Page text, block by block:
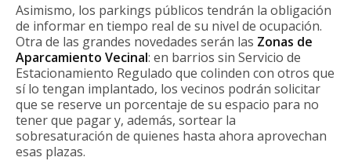
Asimismo, los parkings públicos tendrán la obligación
de informar en tiempo real de su nivel de ocupación.
Otra de las grandes novedades serán las Zonas de
Aparcamiento Vecinal: en barrios sin Servicio de
Estacionamiento Regulado que colinden con otros que
sí lo tengan implantado, los vecinos podrán solicitar
que se reserve un porcentaje de su espacio para no
tener que pagar y, además, sortear la
sobresaturación de quienes hasta ahora aprovechan
esas plazas.